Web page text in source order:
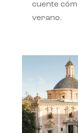
cuente
verano.